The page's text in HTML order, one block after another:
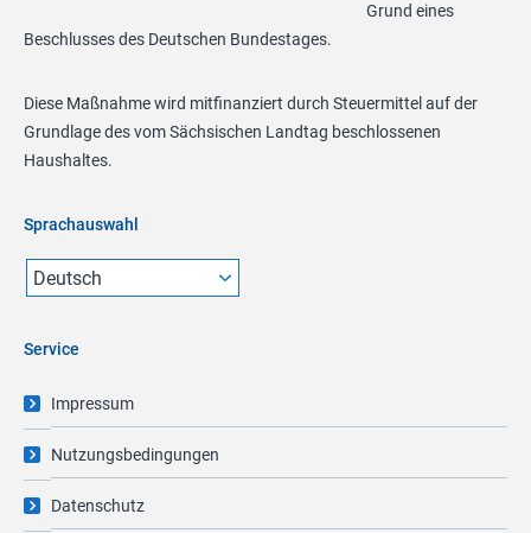
Grund eines
Beschlusses des Deutschen Bundestages.
Diese Maßnahme wird mitfinanziert durch Steuermittel auf der
Grundlage des vom Sächsischen Landtag beschlossenen
Haushaltes.
Sprachauswahl
Service
Impressum
Nutzungsbedingungen
Datenschutz